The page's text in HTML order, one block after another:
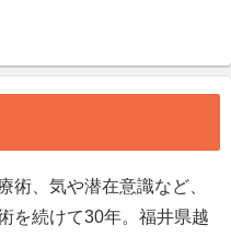
術、気や潜在意識など、
を続けて30年。福井県越